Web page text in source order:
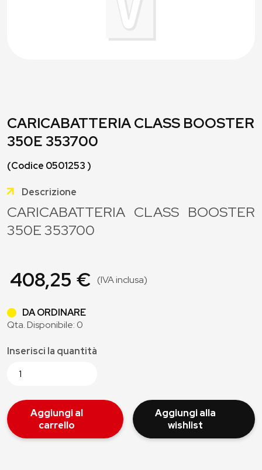
CARICABATTERIA CLASS BOOSTER
350E 353700
(Codice 0501253 )
Descrizione
CARICABATTERIA CLASS BOOSTER
350E 353700
408,25 € (IVA inclusa)
DA ORDINARE
Qta. Disponibile: 0
Inserisci la quantità
Aggiungi al
carrello
Aggiungi alla
wishlist